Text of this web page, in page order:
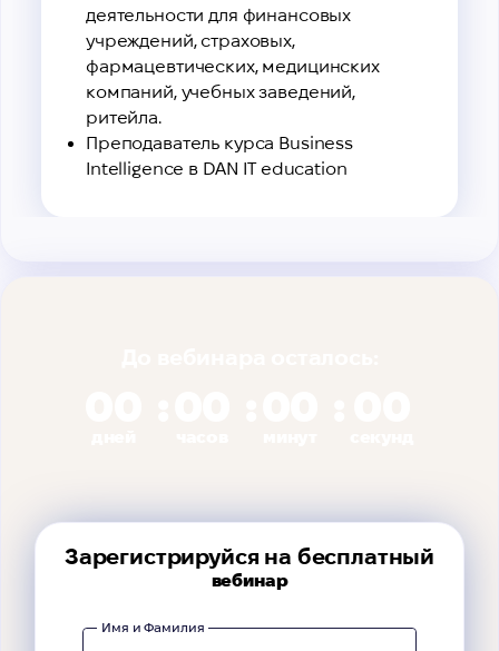
деятельности для финансовых
учреждений, страховых,
фармацевтических, медицинских
компаний, учебных заведений,
ритейла.
Преподаватель курса Business
Intelligence в DAN IT education
Зарегистрируйся на бесплатный
вебинар
Имя и Фамилия